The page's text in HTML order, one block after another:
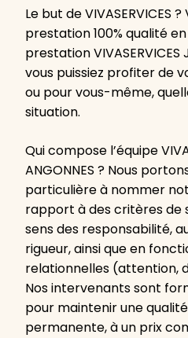
Le but de VIVASERVICES
prestation 100% qualité
prestation
vous puissiez profiter de
ou pour vous-même,
situation.
Qui compose l’équipe
ANGONNES ? Nous
particulière à nommer
rapport à des critères de
sens des responsabilité,
rigueur, ainsi que en
relationnelles (attention,
Nos intervenants sont
pour maintenir une
permanente, à un prix